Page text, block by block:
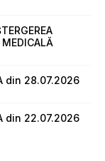
din 28.07.2026
din 22.07.2026